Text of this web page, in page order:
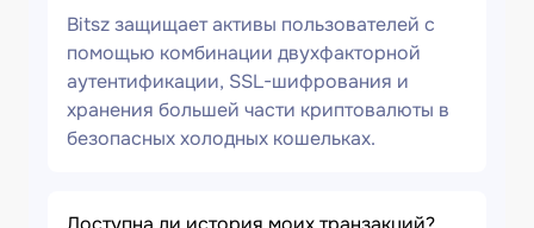
Bitsz защищает активы пользователей с
помощью комбинации двухфакторной
аутентификации, SSL-шифрования и
хранения большей части криптовалюты в
безопасных холодных кошельках.